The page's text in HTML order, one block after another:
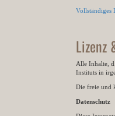
Vollständiges
Lizenz
Alle Inhalte,
Instituts in
Die freie und
Datenschutz